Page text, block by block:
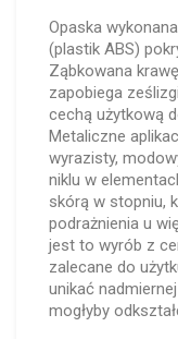
Opaska
(plastik ABS)
Ząbkowana
zapobiega
cechą użytkową
Metaliczne
wyrazisty,
niklu w
skórą w stopniu,
podrażnienia u
jest to wyrób z
zalecane do
unikać
mogłyby